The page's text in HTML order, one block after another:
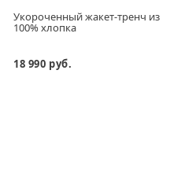
Укороченный жакет-тренч из
100% хлопка
18 990 руб.